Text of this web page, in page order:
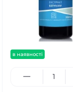
в наявності